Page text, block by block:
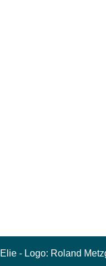
Elie- Logo: Roland